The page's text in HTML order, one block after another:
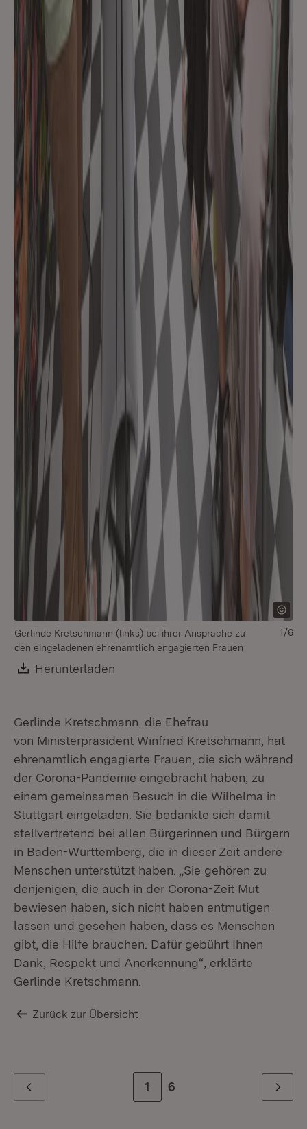
Gerlinde Kretschmann (links) bei ihrer Ansprache zu
den eingeladenen ehrenamtlich engagierten Frauen
Download:
Herunterladen
1/6
Gerlinde Kretschmann, die Ehefrau
von Ministerpräsident Winfried Kretschmann, hat
ehrenamtlich engagierte Frauen, die sich während
der Corona-Pandemie eingebracht haben, zu
einem gemeinsamen Besuch in die Wilhelma in
Stuttgart eingeladen. Sie bedankte sich damit
stellvertretend bei allen Bürgerinnen und Bürgern
in Baden-Württemberg, die in dieser Zeit andere
Menschen unterstützt haben. „Sie gehören zu
denjenigen, die auch in der Corona-Zeit Mut
bewiesen haben, sich nicht haben entmutigen
lassen und gesehen haben, dass es Menschen
gibt, die Hilfe brauchen. Dafür gebührt Ihnen
Dank, Respekt und Anerkennung“, erklärte
Gerlinde Kretschmann.
Zurück zur Übersicht
Zur Seite
1 Zur letzten Seite
6 Weiter